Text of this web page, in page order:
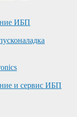
ИБП
и сервис ИБП